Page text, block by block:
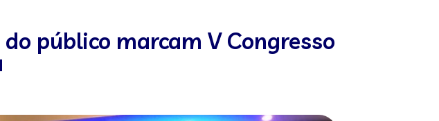
público marcam V Congresso